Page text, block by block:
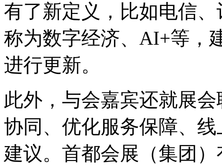
有了新定义，比如电信
称为数字经济、AI+等，
进行更新。
此外，与会嘉宾还就展
协同、优化服务保障、
建议。首都会展（集团